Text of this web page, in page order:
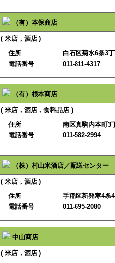
（有）本保商店
( 米店，酒店 )
住所
白石区菊水6条3
電話番号
011-811-4317
（有）根本商店
( 米店，酒店，食料品店 )
住所
南区真駒内本町3
電話番号
011-582-2994
（株）村山米酒店／配送センター
( 米店，酒店 )
住所
手稲区新発寒4条
電話番号
011-695-2080
中山商店
( 米店，酒店 )